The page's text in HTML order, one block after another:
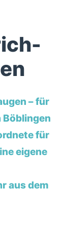
– für
Böblingen
für
eigene
aus dem